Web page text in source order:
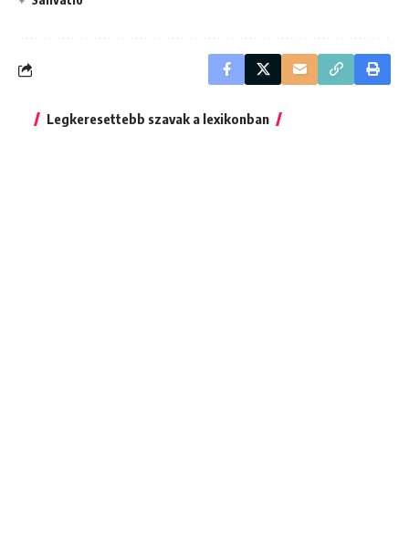
Legkeresettebb szavak a lexikonban